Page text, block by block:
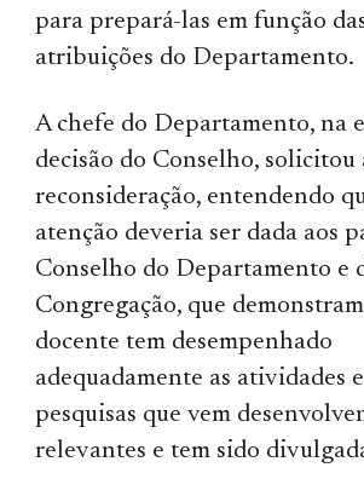
para prepará-las em função
atribuições do Departamento.
A chefe do Departamento, na
decisão do Conselho, solicitou
reconsideração, entendendo
atenção deveria ser dada aos
Conselho do Departamento e
Congregação, que
docente tem desempenhado
adequadamente as atividades
pesquisas que vem
relevantes e tem sido